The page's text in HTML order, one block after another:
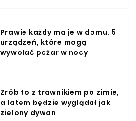
Prawie każdy ma je w domu. 5
urządzeń, które mogą
wywołać pożar w nocy
Zrób to z trawnikiem po zimie,
a latem będzie wyglądał jak
zielony dywan